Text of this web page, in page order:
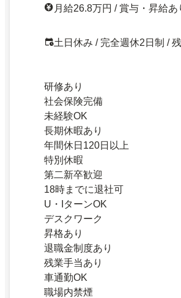
月給26.8万円 / 賞与・昇給あ
土日休み / 完全週休2日制 /
研修あり
社会保険完備
未経験OK
長期休暇あり
年間休日120日以上
特別休暇
第二新卒歓迎
18時までに退社可
U・IターンOK
デスクワーク
昇格あり
退職金制度あり
残業手当あり
車通勤OK
職場内禁煙